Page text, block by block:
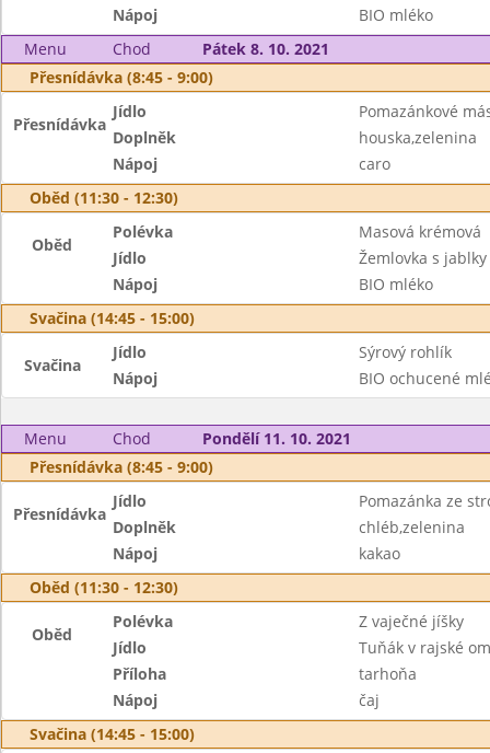
Nápoj
BIO mléko
Menu
Chod
Pátek 8. 10. 2021
Přesnídávka (8:45 - 9:00)
Přesnídávka
Jídlo
Pomazánkové
Doplněk
houska,zelenina
Nápoj
caro
Oběd (11:30 - 12:30)
Oběd
Polévka
Masová krémová
Jídlo
Žemlovka s
Nápoj
BIO mléko
Svačina (14:45 - 15:00)
Svačina
Jídlo
Sýrový rohlík
Nápoj
BIO ochucené
Menu Chod
Pondělí 11. 10. 2021
Přesnídávka (8:45 - 9:00)
Přesnídávka
Jídlo
Pomazánka ze
Doplněk
chléb,zelenina
Nápoj
kakao
Oběd (11:30 - 12:30)
Oběd
Polévka
Z vaječné jíšky
Jídlo
Tuňák v rajské
Příloha
tarhoňa
Nápoj
čaj
Svačina (14:45 - 15:00)